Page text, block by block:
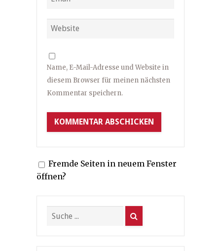
Name, E-Mail-Adresse und Website in
diesem Browser für meinen nächsten
Kommentar speichern.
Fremde Seiten in neuem Fenster
öffnen?